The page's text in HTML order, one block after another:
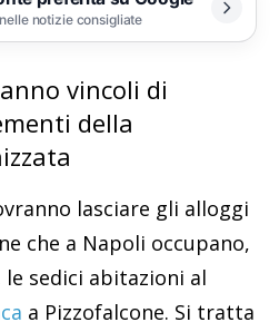
notizie consigliate
vincoli di
della
lasciare gli alloggi
che a Napoli occupano,
sedici abitazioni al
a Pizzofalcone. Si tratta